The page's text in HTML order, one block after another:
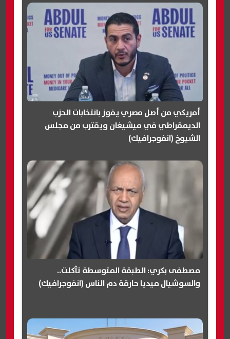
أمريكي من أصل مصري يفوز بانتخابات الحزب
الديمقراطي في ميشيغان ويقترب من مجلس
الشيوخ (انفوجرافيك)
مصطفى بكري: الطبقة المتوسطة تآكلت..
والسوشيال ميديا حارقة دم الناس (انفوجرافيك)